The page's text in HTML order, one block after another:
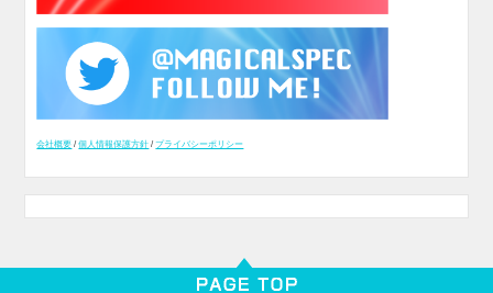
会社概要 /個人情報保護方針 /プライバシーポリシー